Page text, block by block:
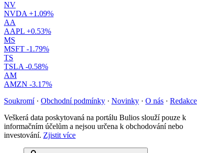
NV
NVDA +1.09%
AA
AAPL +0.53%
MS
MSFT -1.79%
TS
TSLA -0.58%
AM
AMZN -3.17%
Soukromí · Obchodní podmínky · Novinky · O nás · Redakce
Veškerá data poskytovaná na portálu Bulios slouží pouze k
informačním účelům a nejsou určena k obchodování nebo
investování. Zjistit více